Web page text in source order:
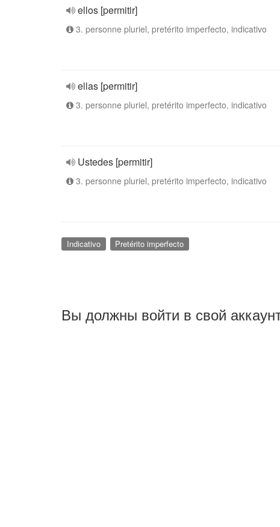
ellos [permitir]
3. personne pluriel, pretérito imperfecto, indicativo
ellas [permitir]
3. personne pluriel, pretérito imperfecto, indicativo
Ustedes [permitir]
3. personne pluriel, pretérito imperfecto, indicativo
Indicativo Pretérito imperfecto
Вы должны войти в свой